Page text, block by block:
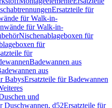
Ersatzteile für
für Walk-in-
für Walk-in-
Nischenablageboxen für
für
für
Badewannen aus
aus
BabysErsatzteile für Badewannen
und
Duschwannen, d52Ersatzteile für